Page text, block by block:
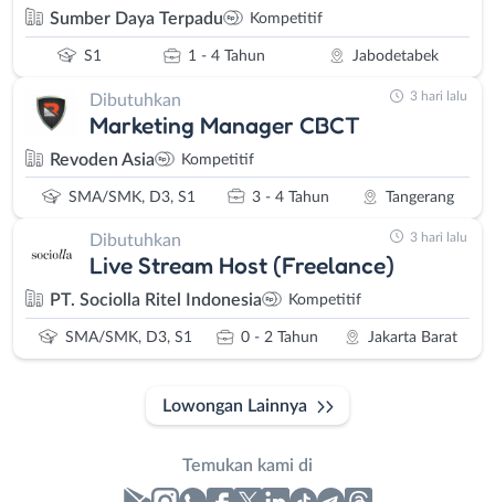
Sumber Daya Terpadu Kompetitif
S1 1 - 4 Tahun Jabodetabek
Dibutuhkan
Marketing Manager CBCT
Revoden Asia Kompetitif
SMA/SMK, D3, S1 3 - 4 Tahun Tangerang
3 hari lalu
Dibutuhkan
Live Stream Host (Freelance)
PT. Sociolla Ritel Indonesia Kompetitif
SMA/SMK, D3, S1 0 - 2 Tahun Jakarta Barat
3 hari lalu
Lowongan Lainnya
Temukan kami di